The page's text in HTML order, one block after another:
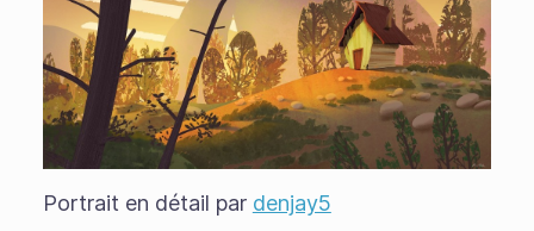
Portrait en détail par denjay5